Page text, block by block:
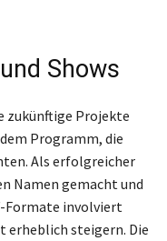
Shows
zukünftige Projekte
Programm, die
Als erfolgreicher
Namen gemacht und
Formate involviert
erheblich steigern. Die